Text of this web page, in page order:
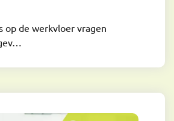
op de werkvloer vragen